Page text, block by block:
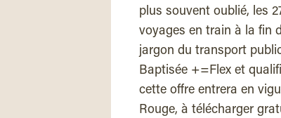
plus souvent oublié, les
voyages en train à la fin
jargon du transport
Baptisée +=Flex et
cette offre entrera en
Rouge, à télécharger